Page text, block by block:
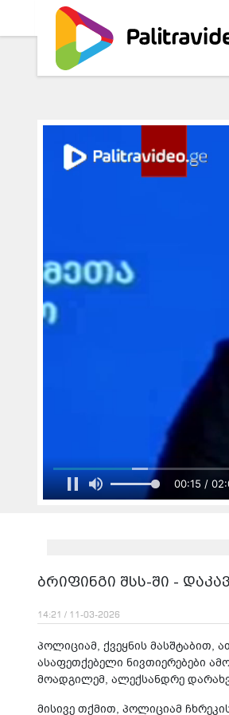
00:17 /
ბრიფინგი შსს-ში -
14:21 / 11-03-2026
პოლიციამ, ქვეყნის
ასაფეთქებელი ნივთიერებები
მოადგილემ, ალექსანდრე
მისივე თქმით, პოლიციამ